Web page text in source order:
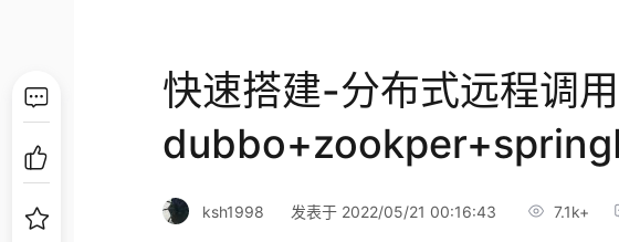
快速搭建-分布式远程调
ksh1998 发表于 2022/05/21 00:16:43 7.1k+